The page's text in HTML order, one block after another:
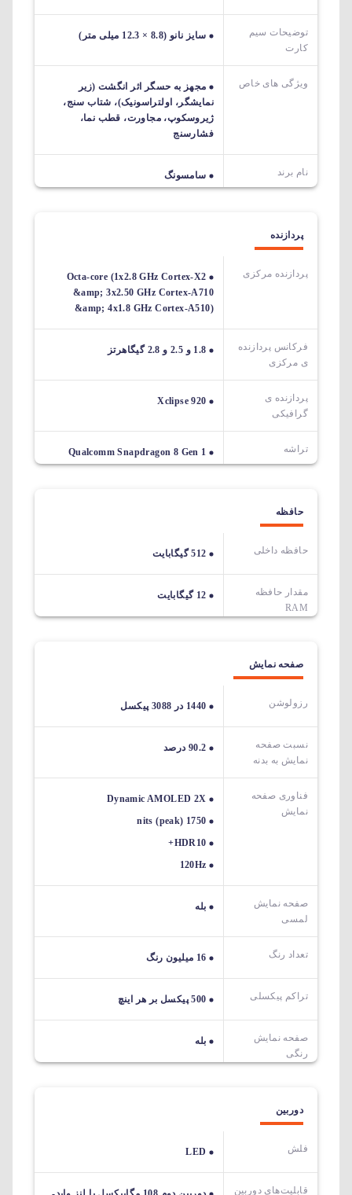
توضیحات سیم
کارت
سایز نانو (8.8 × 12.3 میلی متر)
ویژگی های خاص
مجهز به حسگر اثر انگشت (زیر
نمایشگر، اولتراسونیک)، شتاب سنج،
ژیروسکوپ، مجاورت، قطب نما،
فشارسنج
نام برند سامسونگ
پردازنده
پردازنده مرکزی
Octa-core (1x2.8 GHz Cortex-X2
&amp; 3x2.50 GHz Cortex-A710
&amp; 4x1.8 GHz Cortex-A510)
فرکانس پردازنده
ی مرکزی
1.8 و 2.5 و 2.8 گیگاهرتز
پردازنده ی
گرافیکی
Xclipse 920
تراشه Qualcomm Snapdragon 8 Gen 1
حافظه
حافظه داخلی 512 گیگابایت
مقدار حافظه
RAM
12 گیگابایت
صفحه نمایش
رزولوشن 1440 در 3088 پیکسل
نسبت صفحه
نمایش به بدنه
90.2 درصد
فناوری صفحه
نمایش
Dynamic AMOLED 2X
1750 nits (peak)
HDR10+
120Hz
صفحه نمایش
لمسی
بله
تعداد رنگ 16 میلیون رنگ
تراکم پیکسلی 500 پیکسل بر هر اینچ
صفحه نمایش
رنگی
بله
دوربین
فلش LED
قابلیت‌های دوربین‌